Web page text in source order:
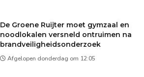
De Groene Ruijter moet gymzaal en
noodlokalen versneld ontruimen na
brandveiligheidsonderzoek
Afgelopen donderdag om 12:05